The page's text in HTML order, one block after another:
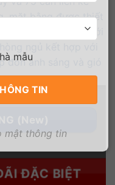
mặt bằng được thiết
bếp và phòng ăn với
đón ánh sáng và gió
ĐẶC BIỆT
mẫu
mật thông tin